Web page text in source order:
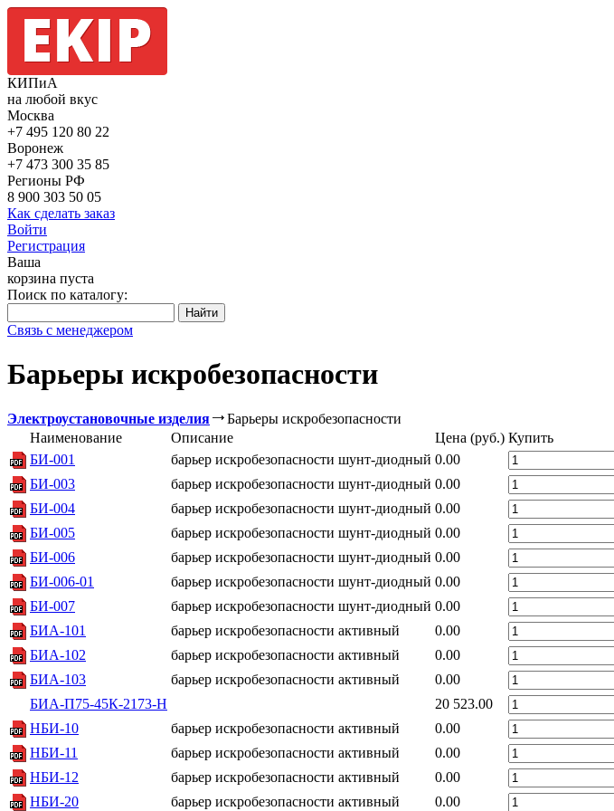
КИПиА
на любой вкус
Москва
+7 495 120 80 22
Воронеж
+7 473 300 35 85
Регионы РФ
8 900 303 50 05
Как сделать заказ
Войти
Регистрация
Ваша
корзина пуста
Поиск по каталогу:
Связь с менеджером
Барьеры искробезопасности
Электроустановочные изделия
Барьеры искробезопасности
Наименование
Описание Цена (руб.) Купить
БИ-001
барьер искробезопасности шунт-диодный 0.00
БИ-003
барьер искробезопасности шунт-диодный 0.00
БИ-004
барьер искробезопасности шунт-диодный 0.00
БИ-005
барьер искробезопасности шунт-диодный 0.00
БИ-006
барьер искробезопасности шунт-диодный 0.00
БИ-006-01
барьер искробезопасности шунт-диодный 0.00
БИ-007
барьер искробезопасности шунт-диодный 0.00
БИА-101
барьер искробезопасности активный
0.00
БИА-102
барьер искробезопасности активный
0.00
БИА-103
барьер искробезопасности активный
0.00
БИА-П75-45К-2173-Н
20 523.00
НБИ-10
барьер искробезопасности активный
0.00
НБИ-11
барьер искробезопасности активный
0.00
НБИ-12
барьер искробезопасности активный
0.00
НБИ-20
барьер искробезопасности активный
0.00